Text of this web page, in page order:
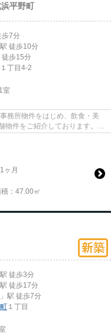
平野町
歩7分
駅 徒歩10分
徒歩15分
１丁目4-2
1室
務所物件をはじめ、飲食・美
件をご紹介しております。
ヶ月
：47.00㎡
駅 徒歩3分
駅 徒歩17分
」駅 徒歩7分
１丁目